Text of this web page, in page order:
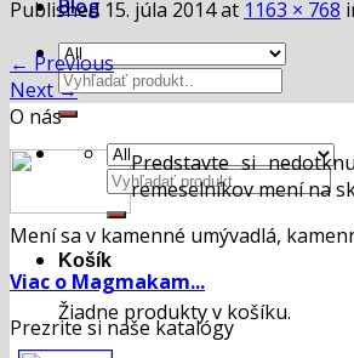
Blog
Hľadať:
Hľadať:
Košík
Žiadne produkty v košíku.
Published 15. júla 2014at 1163 × 768
← Previous
Next→
O nás
Predstavte si
remeselníkov mení na
Mení sa v kamenné umývadlá,
Viac o Magmakam...
Prezrite si naše katalógy